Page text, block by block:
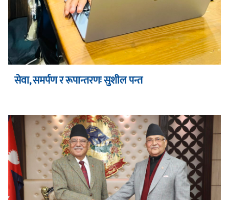
सेवा, समर्पण र रूपान्तरणः सुशील पन्त